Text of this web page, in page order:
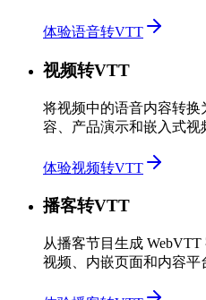
体验语音转VTT
视频转VTT
将视频中的语音内容转
容、产品演示和嵌入式视
体验视频转VTT
播客转VTT
从播客节目生成
视频、内嵌页面和内容平